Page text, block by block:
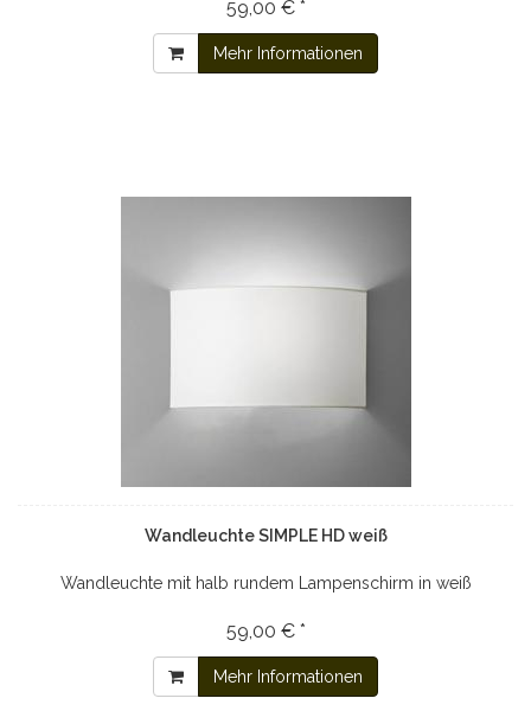
59,00 € *
Mehr Informationen
Wandleuchte SIMPLE HD weiß
Wandleuchte mit halb rundem Lampenschirm in weiß
59,00 € *
Mehr Informationen